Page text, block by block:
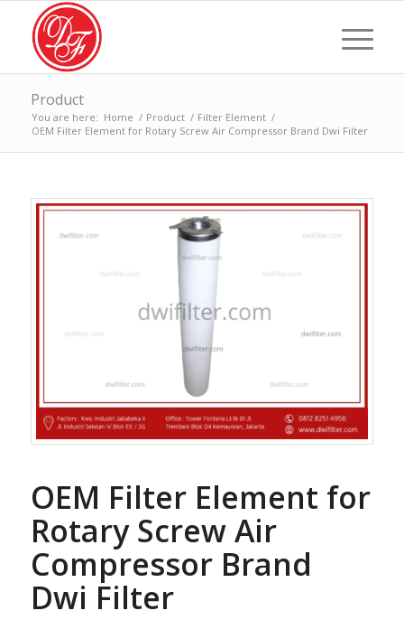
Product
You are here: Home / Product / Filter Element /
OEM Filter Element for Rotary Screw Air Compressor Brand Dwi Filter
OEM Filter Element for
Rotary Screw Air
Compressor Brand
Dwi Filter